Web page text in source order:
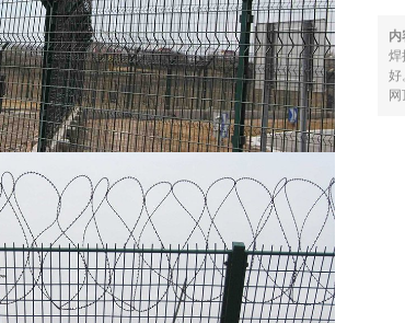
内
焊
好